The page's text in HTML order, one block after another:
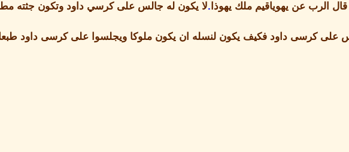
الرب عن يهوياقيم ملك يهوذا .لا يكون له جالس على كرسي داود وتكون جثته
على كرسى داود فكيف يكون لنسله ان يكون ملوكا ويجلسوا على كرسى داود